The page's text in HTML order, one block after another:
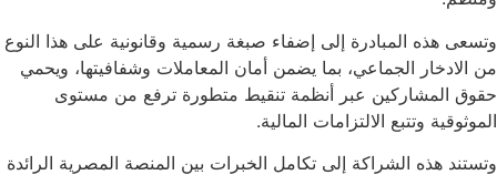
وتسعى هذه المبادرة إلى إضفاء صبغة رسمية وقانونية على هذا النوع
من الادخار الجماعي، بما يضمن أمان المعاملات وشفافيتها، ويحمي
حقوق المشاركين عبر أنظمة تنقيط متطورة ترفع من مستوى
الموثوقية وتتبع الالتزامات المالية.
وتستند هذه الشراكة إلى تكامل الخبرات بين المنصة المصرية الرائدة